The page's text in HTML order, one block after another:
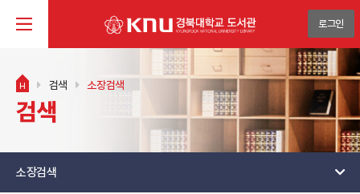
로그인
H 검색 소장검색
검색
소장검색